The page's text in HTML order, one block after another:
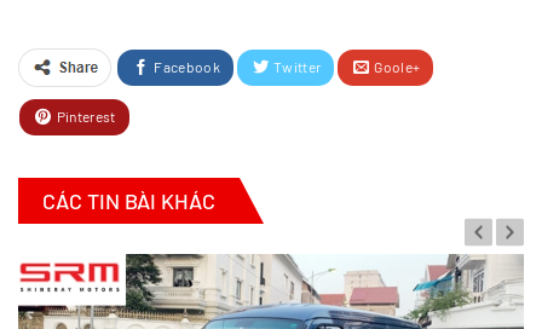
Facebook Twitter Goole+
Pinterest
CÁC TIN BÀI KHÁC